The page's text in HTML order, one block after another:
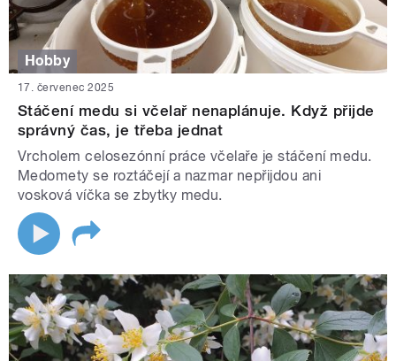
Hobby
17. červenec 2025
Stáčení medu si včelař nenaplánuje. Když přijde
správný čas, je třeba jednat
Vrcholem celosezónní práce včelaře je stáčení medu.
Medomety se roztáčejí a nazmar nepřijdou ani
vosková víčka se zbytky medu.